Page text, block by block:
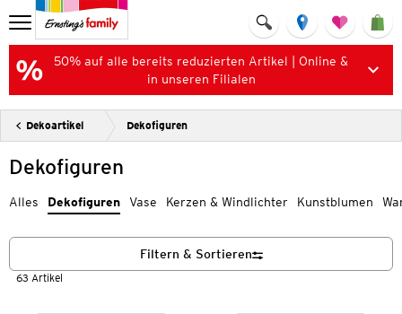
50% auf alle bereits reduzierten Artikel | Online &
in unseren Filialen
Dekoartikel Dekofiguren
Dekofiguren
Alles Dekofiguren Vase Kerzen & Windlichter Kunstblumen
63 Artikel
Filtern & Sortieren